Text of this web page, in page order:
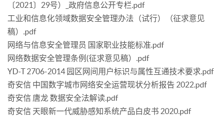
〔2021〕29号）_政府信息公开专栏.pdf
工业和信息化领域数据安全管理办法（试行）（征求意见
稿）.pdf
网络与信息安全管理员 国家职业技能标准.pdf
网络数据安全管理条例(征求意见稿）.pdf
YD-T 2706-2014 园区网间用户标识与属性互通技术要求.pdf
奇安信 中国数字城市网络安全运营现状分析报告 2022.pdf
奇安信 唐龙 数据安全法解读.pdf
奇安信 天眼新一代威胁感知系统产品白皮书 2020.pdf